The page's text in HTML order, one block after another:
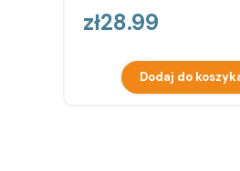
Price
zł28.99
Dodaj do